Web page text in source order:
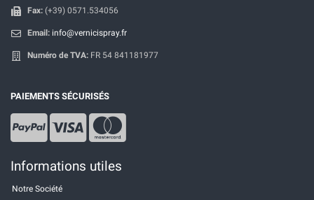
Fax: (+39) 0571.534056
Email: info@vernicispray.fr
Numéro de TVA: FR 54 841181977
PAIEMENTS SÉCURISÉS
Informations utiles
Notre Société